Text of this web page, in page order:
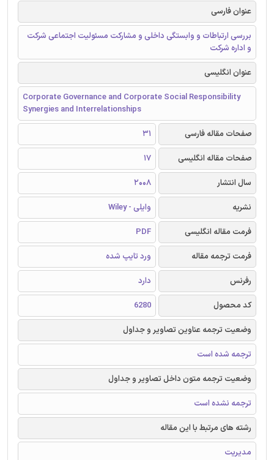
عنوان فارسی
بررسی ارتباطات و وابستگی داخلی و مشارکت مسئولیت اجتماعی شرکت
و اداره شرکت
عنوان انگلیسی
Corporate Governance and Corporate Social Responsibility
Synergies and Interrelationships
صفحات مقاله فارسی
31
صفحات مقاله انگلیسی
17
سال انتشار
2008
نشریه
وایلی - Wiley
فرمت مقاله انگلیسی
PDF
فرمت ترجمه مقاله
ورد تایپ شده
رفرنس
دارد
کد محصول
6280
وضعیت ترجمه عناوین تصاویر و جداول
ترجمه شده است
وضعیت ترجمه متون داخل تصاویر و جداول
ترجمه نشده است
رشته های مرتبط با این مقاله
مدیریت